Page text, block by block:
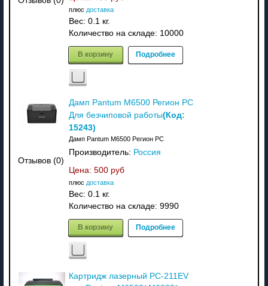
плюс доставка
Вес: 0.1 кг.
Количество на складе: 10000
В корзину Подробнее
Отзывов (0)
Дамп Pantum M6500 Регион PC
Для безчиповой работы(Код:
15243)
Дамп Pantum M6500 Регион PC
Производитель: Россия
Цена: 500 руб
плюс доставка
Вес: 0.1 кг.
Количество на складе: 9990
В корзину Подробнее
Картридж лазерный PC-211EV